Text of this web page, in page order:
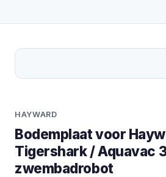
HAYWARD
Bodemplaat voor
Tigershark / Aquavac
zwembadrobot